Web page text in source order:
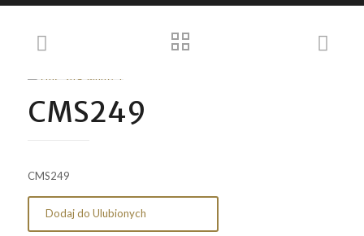
CMS249
CMS249
Dodaj do Ulubionych